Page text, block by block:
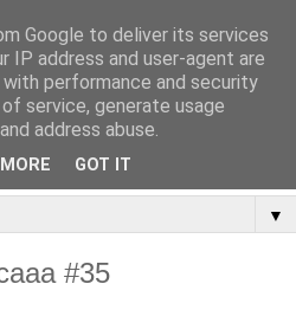
▼
#35
Google to deliver its services
IP address and user-agent are
performance and security
service, generate usage
address abuse.
GOT IT